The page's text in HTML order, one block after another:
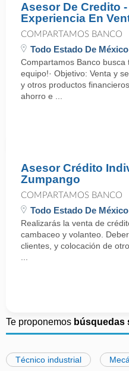
Asesor De Credito
Experiencia En
COMPARTAMOS BANCO
Todo Estado De México
Compartamos Banco busca
equipo!· Objetivo: Venta y
y otros productos
ahorro e ...
Asesor Crédito
Zumpango
COMPARTAMOS BANCO
Todo Estado De México
Realizarás la venta de
cambaceo y volanteo.
clientes, y colocación de
Te proponemos búsquedas
Técnico industrial